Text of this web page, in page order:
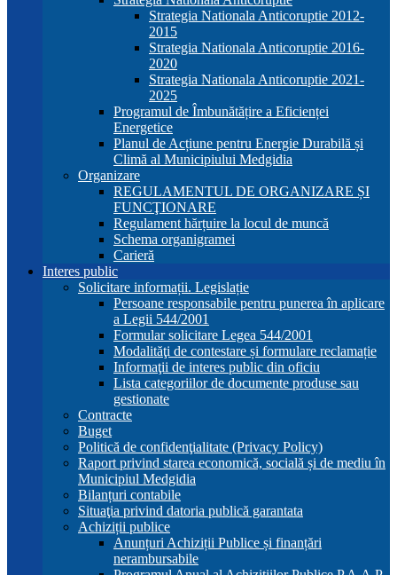
Strategia Nationala Anticoruptie 2012-
2015
Strategia Nationala Anticoruptie 2016-
2020
Strategia Nationala Anticoruptie 2021-
2025
Programul de Îmbunătățire a Eficienței
Energetice
Planul de Acțiune pentru Energie Durabilă și
Climă al Municipiului Medgidia
Organizare
REGULAMENTUL DE ORGANIZARE ȘI
FUNCŢIONARE
Regulament hărțuire la locul de muncă
Schema organigramei
Carieră
Interes public
Solicitare informații. Legislație
Persoane responsabile pentru punerea în aplicare
a Legii 544/2001
Formular solicitare Legea 544/2001
Modalităţi de contestare și formulare reclamație
Informaţii de interes public din oficiu
Lista categoriilor de documente produse sau
gestionate
Contracte
Buget
Politică de confidenţialitate (Privacy Policy)
Raport privind starea economică, socială și de mediu în
Municipiul Medgidia
Bilanțuri contabile
Situaţia privind datoria publică garantata
Achiziții publice
Anunțuri Achiziții Publice și finanțări
nerambursabile